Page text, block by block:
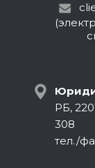
РБ,
308
тел./